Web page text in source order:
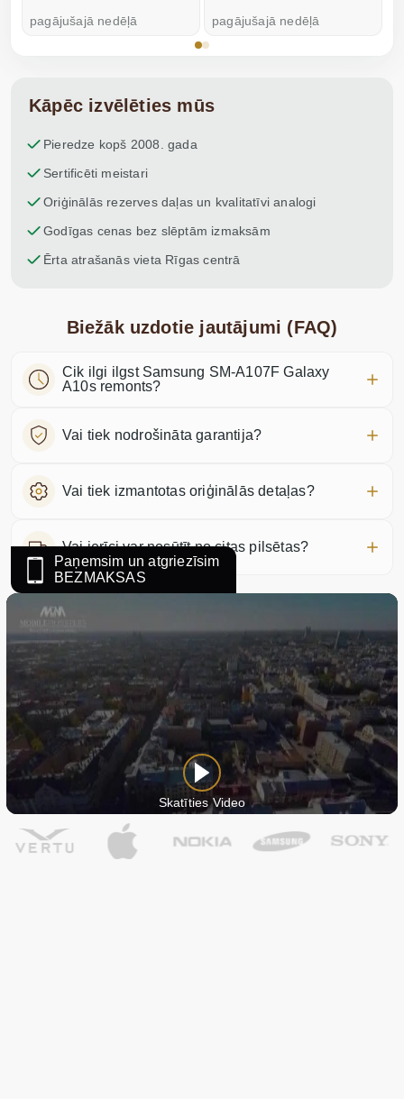
pagājušajā nedēļā pagājušajā nedēļā
Kāpēc izvēlēties mūs
Pieredze kopš 2008. gada
Sertificēti meistari
Oriģinālās rezerves daļas un kvalitatīvi analogi
Godīgas cenas bez slēptām izmaksām
Ērta atrašanās vieta Rīgas centrā
Biežāk uzdotie jautājumi (FAQ)
Cik ilgi ilgst Samsung SM-A107F Galaxy
A10s remonts?
Vai tiek nodrošināta garantija?
Vai tiek izmantotas oriģinālās detaļas?
Vai ierīci var nosūtīt no citas pilsētas?
Paņemsim un atgriezīsim
BEZMAKSAS
Skatīties Video